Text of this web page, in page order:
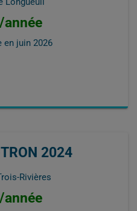
année
en juin 2026
2024
Rivières
année